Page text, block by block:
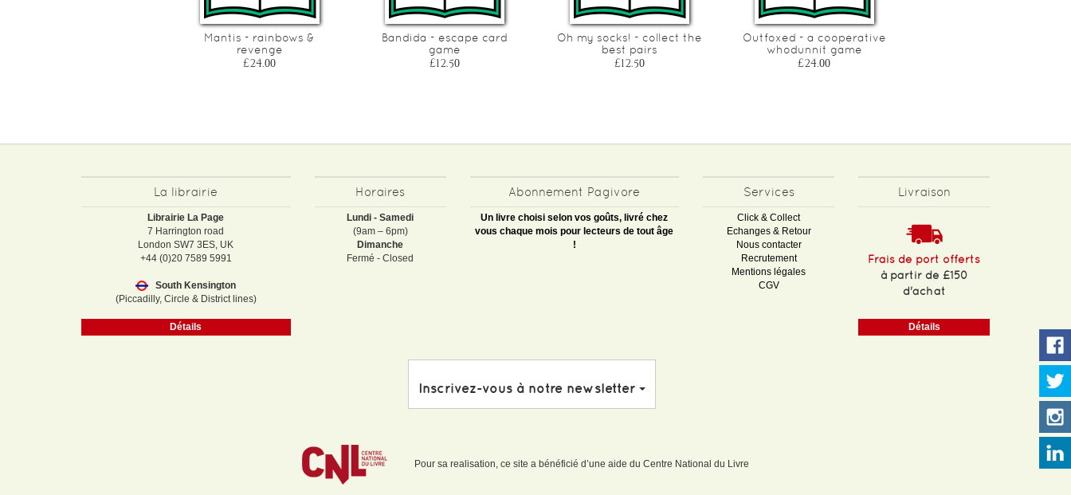
Mantis - rainbows &
revenge
£24.00
Bandida - escape card
game
£12.50
Oh my socks! - collect the
best pairs
£12.50
Outfoxed - a cooperative
whodunnit game
£24.00
La librairie
Librairie La Page
7 Harrington road
London SW7 3ES, UK
+44 (0)20 7589 5991
South Kensington
(Piccadilly, Circle & District lines)
Détails
Horaires
Lundi - Samedi
(9am – 6pm)
Dimanche
Fermé - Closed
Abonnement Pagivore
Un livre choisi selon vos goûts, livré chez
vous chaque mois pour lecteurs de tout âge
!
Services
Click & Collect
Echanges & Retour
Nous contacter
Recrutement
Mentions légales
CGV
Livraison
Frais de port offerts
à partir de £150
d'achat
Détails
Inscrivez-vous à notre newsletter
Pour sa realisation, ce site a bénéficié d’une aide du Centre National du Livre